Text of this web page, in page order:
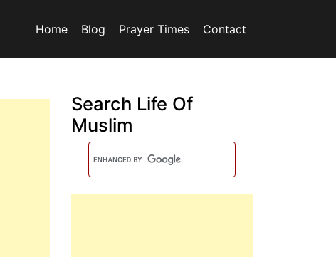
Home Blog Prayer Times Contact
Search Life Of
Muslim